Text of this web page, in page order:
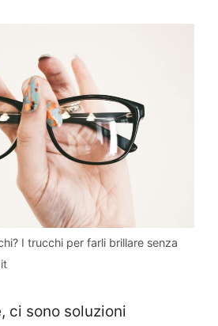
I trucchi per farli brillare senza
ci sono soluzioni